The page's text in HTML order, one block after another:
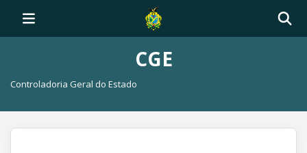
CGE
Controladoria Geral do Estado